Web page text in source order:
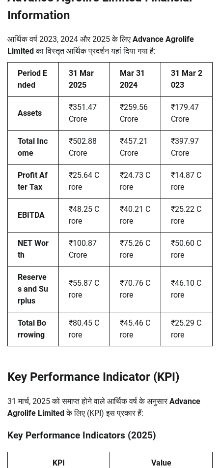
Information
आर्थिक वर्ष 2023, 2024 और 2025 के लिए Advance Agrolife
Limited का विस्तृत आर्थिक प्रदर्शन यहां दिया गया है:
Period E
nded
31 Mar
2025
Mar 31
2024
31 Mar 2
023
Assets
₹351.47
Crore
₹259.56
Crore
₹179.47
Crore
Total Inc
ome
₹502.88
Crore
₹457.21
Crore
₹397.97
Crore
Profit Af
ter Tax
₹25.64 C
rore
₹24.73 C
rore
₹14.87 C
rore
EBITDA
₹48.25 C
rore
₹40.21 C
rore
₹25.22 C
rore
NET Wor
th
₹100.87
Crore
₹75.26 C
rore
₹50.60 C
rore
Reserve
s and Su
rplus
₹55.87 C
rore
₹70.76 C
rore
₹46.10 C
rore
Total Bo
rrowing
₹80.45 C
rore
₹45.46 C
rore
₹25.29 C
rore
Key Performance Indicator (KPI)
31 मार्च, 2025 को समाप्त होने वाले आर्थिक वर्ष के अनुसारAdvance
Agrolife Limited के लिए (KPI) इस प्रकार हैं:
Key Performance Indicators (2025)
KPI Value